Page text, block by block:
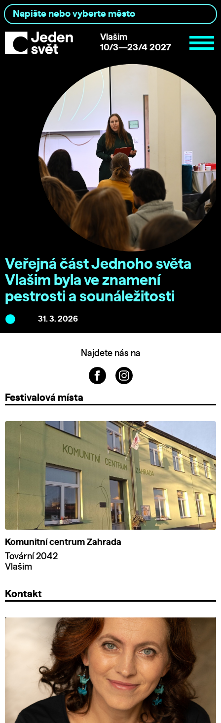
Vlašim
10/3—23/4 2027
Veřejná část Jednoho světa
Vlašim byla ve znamení
pestrosti a sounáležitosti
31. 3. 2026
Najdete nás na
Festivalová místa
Komunitní centrum Zahrada
Tovární 2042
Vlašim
Kontakt